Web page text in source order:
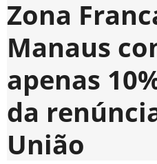
Zona
Manaus
apenas
da
União